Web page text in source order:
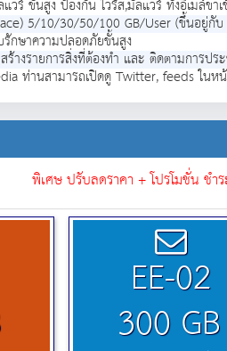
วร์ ขั้นสูง ป้องกัน ไวรัส,มัลแวร์ ทั้งอีเมล์ขา
5/10/30/50/100 GB/User (ขึ้นอยู่กับ
กษาความปลอดภัยขั้นสูง
างรายการสิ่งที่ต้องทำ และ ติดตามการป
ท่านสามารถเปิดดู Twitter, feeds ในห
พิเศษ ปรับลดราคา + โปรโมชั่น ชำ
EE-02
300 GB